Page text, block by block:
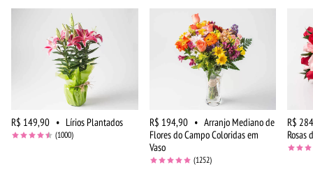
R$ 149,90 • Lírios Plantados
(1000)
R$ 194,90 • Arranjo Mediano de
Flores do Campo Coloridas em
Vaso
(1252)
R$
Rosas